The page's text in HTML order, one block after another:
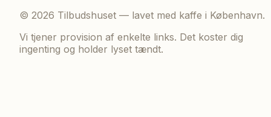
© 2026 Tilbudshuset — lavet med kaffe i København.
Vi tjener provision af enkelte links. Det koster dig
ingenting og holder lyset tændt.